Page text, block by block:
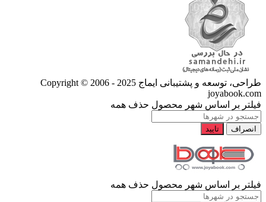
طراحی، توسعه و پشتیبانی ایماج Copyright © 2006 - 2025
joyabook.com
فیلتر بر اساس شهر محصول حذف همه
انصراف تایید
فیلتر بر اساس شهر محصول حذف همه